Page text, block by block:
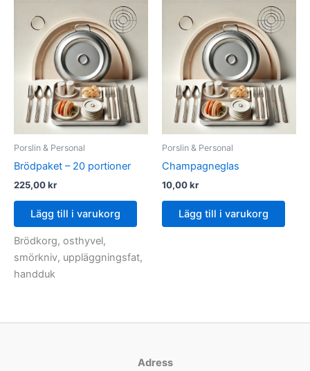
Porslin & Personal
Brödpaket – 20 portioner
225,00kr
Lägg till i varukorg
Brödkorg, osthyvel,
smörkniv, uppläggningsfat,
handduk
Porslin & Personal
Champagneglas
10,00kr
Lägg till i varukorg
Adress